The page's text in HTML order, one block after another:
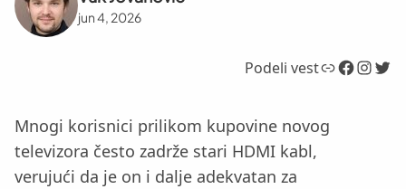
jun 4, 2026
Podeli vestLink Facebook InstagramTwitter
Mnogi korisnici prilikom kupovine novog
televizora često zadrže stari HDMI kabl,
verujući da je on i dalje adekvatan za